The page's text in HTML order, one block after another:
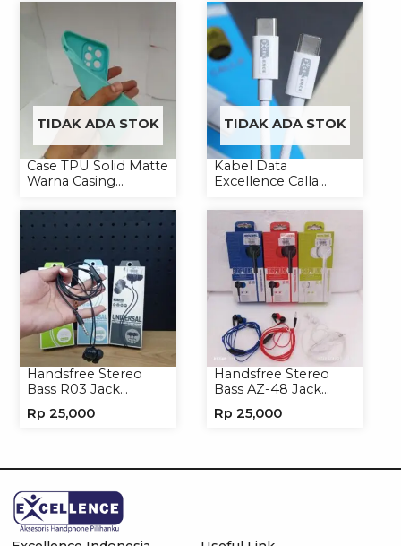
TIDAK ADA STOK
Case TPU Solid Matte
Warna Casing
TIDAK ADA STOK
Kabel Data
Excellence Calla
Lightning/Type-C to
Type-C
Handsfree Stereo
Bass R03 Jack
Headset Earphone
Rp 25,000
Handsfree Stereo
Bass AZ-48 Jack
Headset Headphone
Rp 25,000